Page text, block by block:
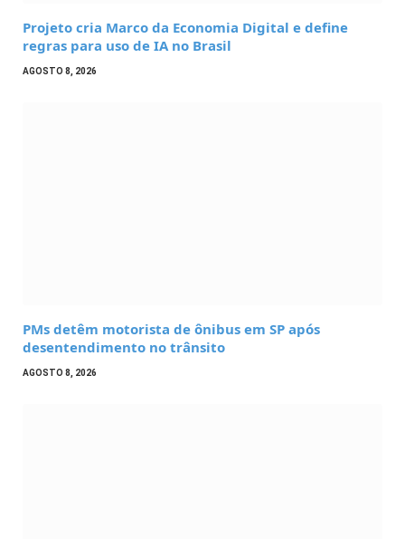
Projeto cria Marco da Economia Digital e define
regras para uso de IA no Brasil
AGOSTO 8, 2026
PMs detêm motorista de ônibus em SP após
desentendimento no trânsito
AGOSTO 8, 2026